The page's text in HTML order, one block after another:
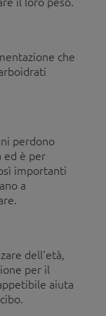
che
perdono
ed è per
importanti
a
dell'età,
per il
aiuta